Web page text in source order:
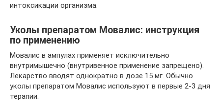
интоксикации организма.
Уколы препаратом Мовалис: инструкция
по применению
Мовалис в ампулах применяет исключительно
внутримышечно (внутривенное применение запрещено).
Лекарство вводят однократно в дозе 15 мг. Обычно
уколы препаратом Мовалис используют в первые 2-3 дня
терапии.